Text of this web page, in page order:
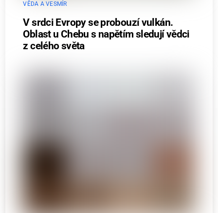
VĚDA A VESMÍR
V srdci Evropy se probouzí vulkán.
Oblast u Chebu s napětím sledují vědci
z celého světa